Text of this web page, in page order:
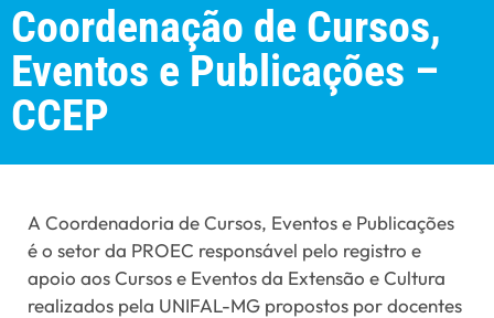
Coordenação de Cursos,
Eventos e Publicações –
CCEP
A Coordenadoria de Cursos, Eventos e Publicações
é o setor da PROEC responsável pelo registro e
apoio aos Cursos e Eventos da Extensão e Cultura
realizados pela UNIFAL-MG propostos por docentes